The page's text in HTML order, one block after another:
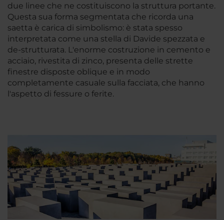
due linee che ne costituiscono la struttura portante.
Questa sua forma segmentata che ricorda una
saetta è carica di simbolismo: è stata spesso
interpretata come una stella di Davide spezzata e
de-strutturata. L'enorme costruzione in cemento e
acciaio, rivestita di zinco, presenta delle strette
finestre disposte oblique e in modo
completamente casuale sulla facciata, che hanno
l'aspetto di fessure o ferite.